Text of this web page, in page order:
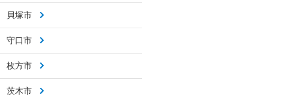
貝塚市
守口市
枚方市
茨木市